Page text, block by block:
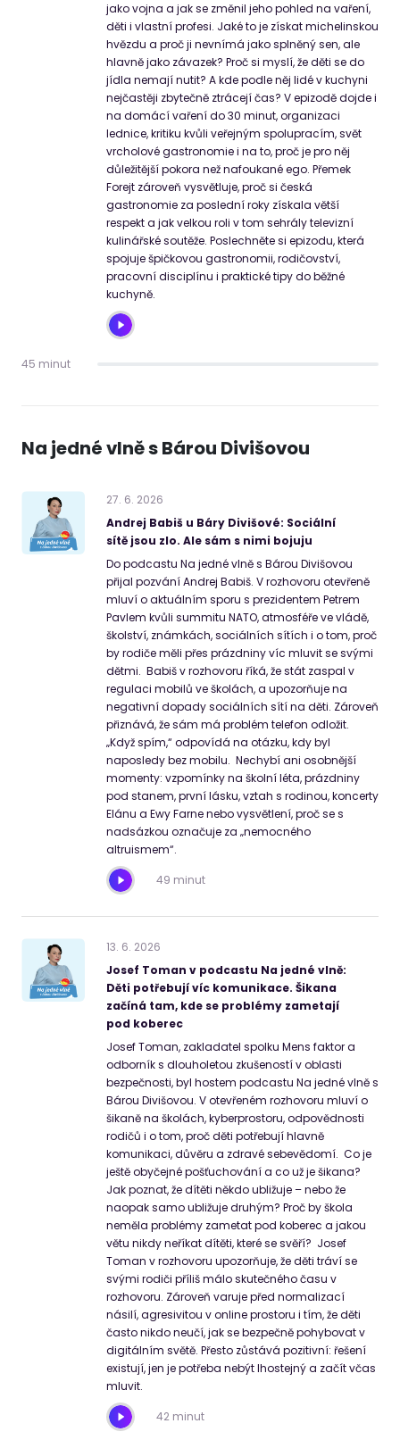
jako vojna a jak se změnil jeho pohled na vaření,
děti i vlastní profesi. Jaké to je získat michelinskou
hvězdu a proč ji nevnímá jako splněný sen, ale
hlavně jako závazek? Proč si myslí, že děti se do
jídla nemají nutit? A kde podle něj lidé v kuchyni
nejčastěji zbytečně ztrácejí čas? V epizodě dojde i
na domácí vaření do 30 minut, organizaci
lednice, kritiku kvůli veřejným spolupracím, svět
vrcholové gastronomie i na to, proč je pro něj
důležitější pokora než nafoukané ego. Přemek
Forejt zároveň vysvětluje, proč si česká
gastronomie za poslední roky získala větší
respekt a jak velkou roli v tom sehrály televizní
kulinářské soutěže. Poslechněte si epizodu, která
spojuje špičkovou gastronomii, rodičovství,
pracovní disciplínu i praktické tipy do běžné
kuchyně.
45 minut
Na jedné vlně s Bárou Divišovou
27. 6. 2026
Andrej Babiš u Báry Divišové: Sociální
sítě jsou zlo. Ale sám s nimi bojuju
Do podcastu Na jedné vlně s Bárou Divišovou
přijal pozvání Andrej Babiš. V rozhovoru otevřeně
mluví o aktuálním sporu s prezidentem Petrem
Pavlem kvůli summitu NATO, atmosféře ve vládě,
školství, známkách, sociálních sítích i o tom, proč
by rodiče měli přes prázdniny víc mluvit se svými
dětmi. Babiš v rozhovoru říká, že stát zaspal v
regulaci mobilů ve školách, a upozorňuje na
negativní dopady sociálních sítí na děti. Zároveň
přiznává, že sám má problém telefon odložit.
„Když spím,“ odpovídá na otázku, kdy byl
naposledy bez mobilu. Nechybí ani osobnější
momenty: vzpomínky na školní léta, prázdniny
pod stanem, první lásku, vztah s rodinou, koncerty
Elánu a Ewy Farne nebo vysvětlení, proč se s
nadsázkou označuje za „nemocného
altruismem“.
49 minut
13. 6. 2026
Josef Toman v podcastu Na jedné vlně:
Děti potřebují víc komunikace. Šikana
začíná tam, kde se problémy zametají
pod koberec
Josef Toman, zakladatel spolku Mens faktor a
odborník s dlouholetou zkušeností v oblasti
bezpečnosti, byl hostem podcastu Na jedné vlně s
Bárou Divišovou. V otevřeném rozhovoru mluví o
šikaně na školách, kyberprostoru, odpovědnosti
rodičů i o tom, proč děti potřebují hlavně
komunikaci, důvěru a zdravé sebevědomí. Co je
ještě obyčejné pošťuchování a co už je šikana?
Jak poznat, že dítěti někdo ubližuje – nebo že
naopak samo ubližuje druhým? Proč by škola
neměla problémy zametat pod koberec a jakou
větu nikdy neříkat dítěti, které se svěří? Josef
Toman v rozhovoru upozorňuje, že děti tráví se
svými rodiči příliš málo skutečného času v
rozhovoru. Zároveň varuje před normalizací
násilí, agresivitou v online prostoru i tím, že děti
často nikdo neučí, jak se bezpečně pohybovat v
digitálním světě. Přesto zůstává pozitivní: řešení
existují, jen je potřeba nebýt lhostejný a začít včas
mluvit.
42 minut